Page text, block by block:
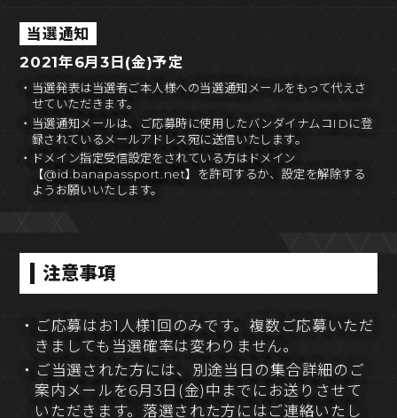
当選通知
2021年6月3日(金)予定
・当選発表は当選者ご本人様への当選通知メールをもって代えさ
せていただきます。
・当選通知メールは、ご応募時に使用したバンダイナムコIDに登
録されているメールアドレス宛に送信いたします。
・ドメイン指定受信設定をされている方はドメイン
【@id.banapassport.net】を許可するか、設定を解除する
ようお願いいたします。
注意事項
・ご応募はお1人様1回のみです。複数ご応募いただ
きましても当選確率は変わりません。
・ご当選された方には、別途当日の集合詳細のご
案内メールを6月3日(金)中までにお送りさせて
いただきます。落選された方にはご連絡いたし